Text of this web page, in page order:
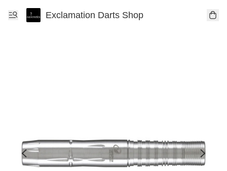
Exclamation Darts Shop